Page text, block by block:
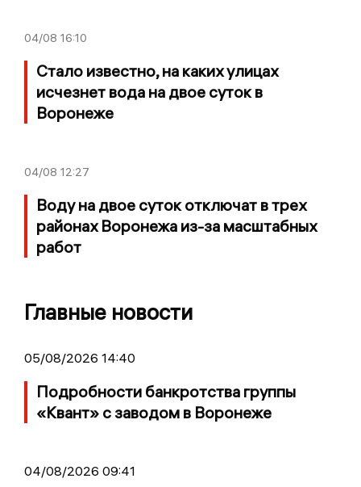
04/08 16:10
Стало известно, на каких улицах
исчезнет вода на двое суток в
Воронеже
04/08 12:27
Воду на двое суток отключат в трех
районах Воронежа из-за масштабных
работ
Главные новости
05/08/2026 14:40
Подробности банкротства группы
«Квант» с заводом в Воронеже
04/08/2026 09:41